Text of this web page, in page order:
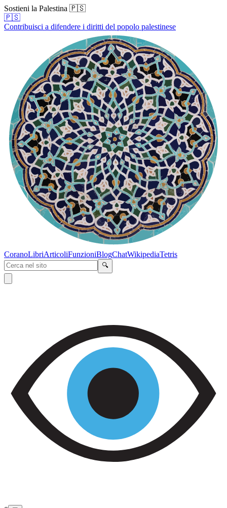
Sostieni la Palestina 🇵🇸
🇵🇸
Contribuisci a difendere i diritti del popolo palestinese
CoranoLibriArticoliFunzioniBlogChatWikipediaTetris
🔍